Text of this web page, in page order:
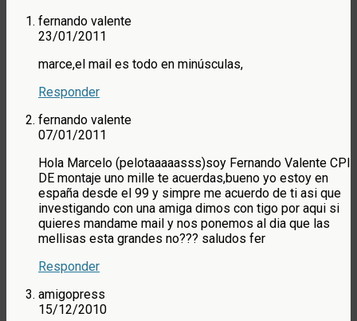
fernando valente
23/01/2011
marce,el mail es todo en minúsculas,
Responder
fernando valente
07/01/2011
Hola Marcelo (pelotaaaaasss)soy Fernando Valente CPI
DE montaje uno mille te acuerdas,bueno yo estoy en
españa desde el 99 y simpre me acuerdo de ti asi que
investigando con una amiga dimos con tigo por aqui si
quieres mandame mail y nos ponemos al dia que las
mellisas esta grandes no??? saludos fer
Responder
amigopress
15/12/2010